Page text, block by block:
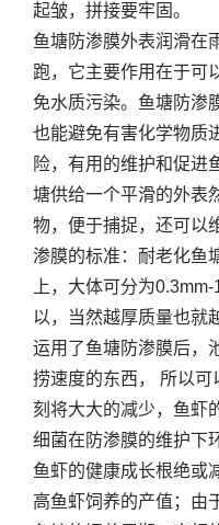
起皱，拼接要牢固。
鱼塘防渗膜外表润滑在
跑，它主要作用在于可
免水质污染。鱼塘防渗
也能避免有害化学物质
险，有用的维护和促进
塘供给一个平滑的外表
物，便于捕捉，还可以
渗膜的标准：耐老化鱼
上，大体可分为
以，当然越厚质量也就
运用了鱼塘防渗膜后，
捞速度的东西， 所以
刻将大大的减少，鱼虾
细菌在防渗膜的维护下
鱼虾的健康成长根绝或
高鱼虾饲养的产值；由